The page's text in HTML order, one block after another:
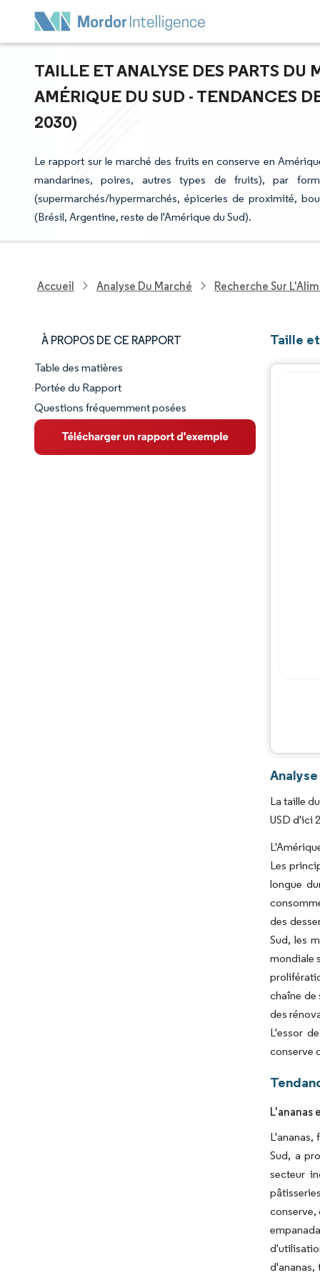
TAILLE ET ANALYSE DES PARTS DU
AMÉRIQUE DU SUD - TENDANCES
2030)
Le rapport sur le marché des fruits en conserve en
mandarines, poires, autres types de fruits), par
(supermarchés/hypermarchés, épiceries de proximité,
(Brésil, Argentine, reste de l'Amérique du Sud).
Accueil Analyse Du Marché Recherche Sur
À PROPOS DE CE RAPPORT
Aperçu du marché
VUE D’ENSEMBLE DU MARCHÉ
Principales tendances du marché
Table des matières
Portée du Rapport
Questions fréquemment posées
Taille
La taille
USD d'ici
Les
longue
des
Sud, les
mondiale
chaîne de
des
L'essor
conserve
L'ananas
L'ananas,
Sud, a
secteur
conserve,
d'ananas,